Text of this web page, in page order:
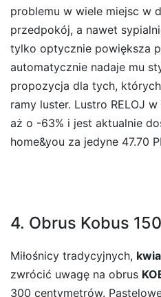
problemu w wiele miejsc w
przedpokój, a nawet
tylko optycznie powiększa
automatycznie nadaje mu
propozycja dla tych,
ramy luster. Lustro RELOJ
aż o -63% i jest aktualnie
home&you za jedyne 47.70
4. Obrus Kobus
Miłośnicy tradycyjnych,
zwrócić uwagę na obrus
300 centymetrów.